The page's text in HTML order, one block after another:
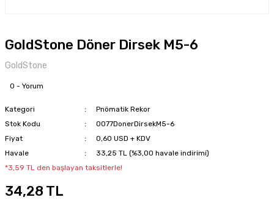
GoldStone Döner Dirsek M5-6
GoldStone
0 - Yorum
Kategori
Pnömatik Rekor
Stok Kodu
0077DonerDirsekM5-6
Fiyat
0,60 USD + KDV
Havale
33,25 TL (%3,00 havale indirimi)
*3,59 TL den başlayan taksitlerle!
34,28 TL